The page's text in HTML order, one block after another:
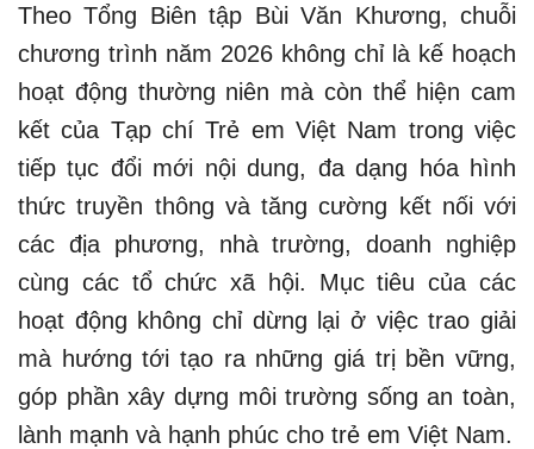
Theo Tổng Biên tập Bùi Văn Khương, chuỗi
chương trình năm 2026 không chỉ là kế hoạch
hoạt động thường niên mà còn thể hiện cam
kết của Tạp chí Trẻ em Việt Nam trong việc
tiếp tục đổi mới nội dung, đa dạng hóa hình
thức truyền thông và tăng cường kết nối với
các địa phương, nhà trường, doanh nghiệp
cùng các tổ chức xã hội. Mục tiêu của các
hoạt động không chỉ dừng lại ở việc trao giải
mà hướng tới tạo ra những giá trị bền vững,
góp phần xây dựng môi trường sống an toàn,
lành mạnh và hạnh phúc cho trẻ em Việt Nam.